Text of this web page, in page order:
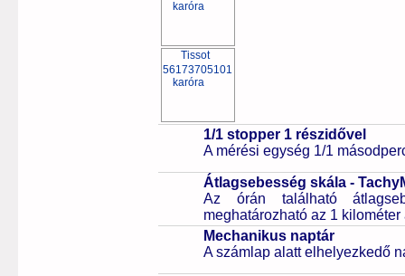
1/1 stopper 1 részidővel
A mérési egység 1/1
Átlagsebesség skála -
Az órán található
meghatározható az 1
Mechanikus naptár
A számlap alatt elhelyezkedő